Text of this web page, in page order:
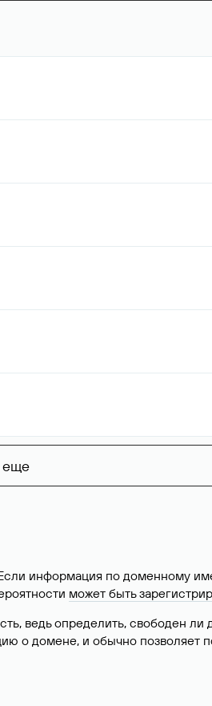
еще
информация по доменному
может быть
ведь определить, свободен
о домене, и обычно позволяет